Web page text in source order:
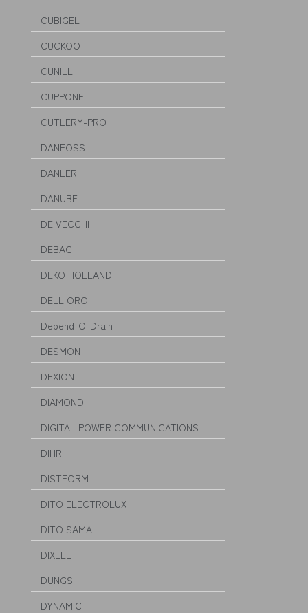
CUBIGEL
CUCKOO
CUNILL
CUPPONE
CUTLERY-PRO
DANFOSS
DANLER
DANUBE
DE VECCHI
DEBAG
DEKO HOLLAND
DELL ORO
Depend-O-Drain
DESMON
DEXION
DIAMOND
DIGITAL POWER COMMUNICATIONS
DIHR
DISTFORM
DITO ELECTROLUX
DITO SAMA
DIXELL
DUNGS
DYNAMIC